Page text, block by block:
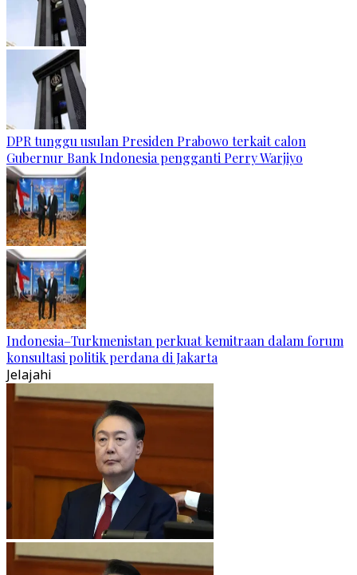
DPR tunggu usulan Presiden Prabowo terkait calon
Gubernur Bank Indonesia pengganti Perry Warjiyo
Indonesia–Turkmenistan perkuat kemitraan dalam forum
konsultasi politik perdana di Jakarta
Jelajahi